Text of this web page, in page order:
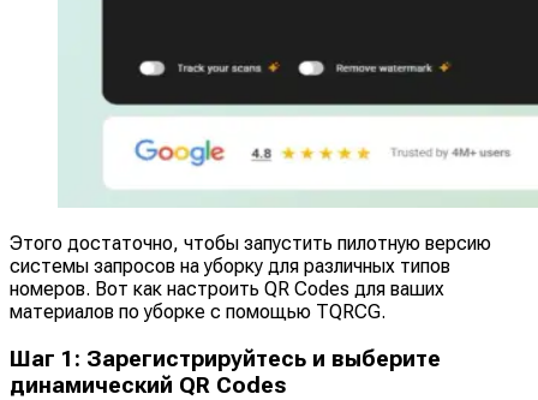
Этого достаточно, чтобы запустить пилотную версию
системы запросов на уборку для различных типов
номеров. Вот как настроить QR Codes для ваших
материалов по уборке с помощью TQRCG.
Шаг 1: Зарегистрируйтесь и выберите
динамический QR Codes